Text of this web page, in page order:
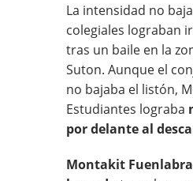
La intensidad no
colegiales lograban
tras un baile en la
Suton. Aunque el
no bajaba el listón,
Estudiantes lograba
por delante al
Montakit